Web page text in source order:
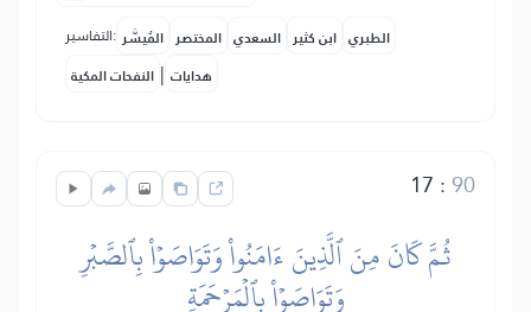
التفاسير: المُيسَّر المختصر السعدي ابن كثير الطبري
النفحات المكية | هدايات
17 :90
ثُمَّ كَانَ مِنَ ٱلَّذِينَ ءَامَنُواْ وَتَوَاصَوۡاْ بِٱلصَّبۡرِ
وَتَوَاصَوۡاْ بِٱلۡمَرۡحَمَةِ